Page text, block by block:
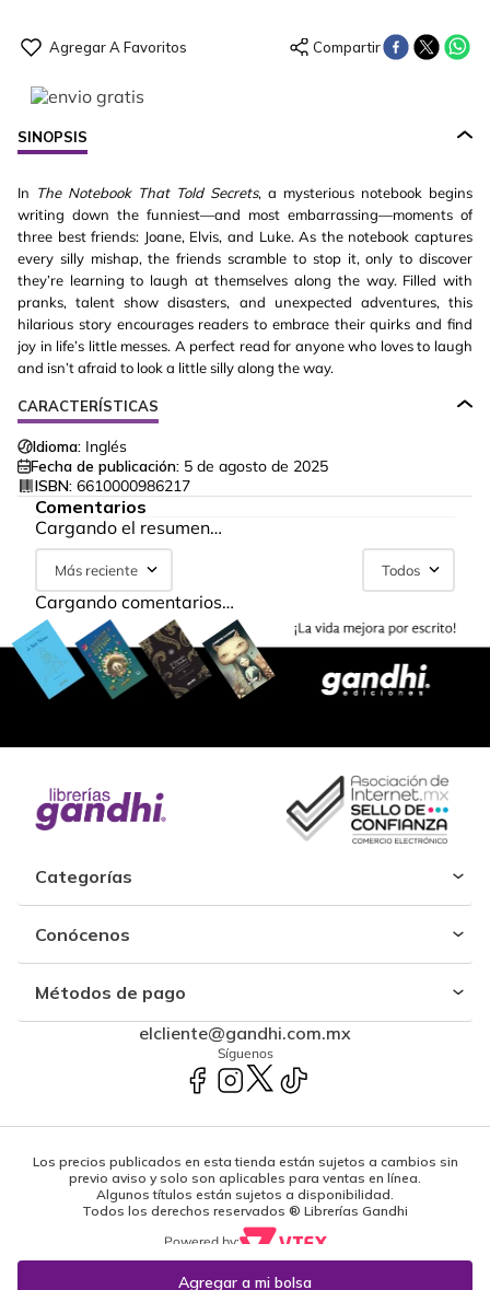
SINOPSIS
In The Notebook That Told Secrets, a mysterious notebook begins
writing down the funniest—and most embarrassing—moments of
three best friends: Joane, Elvis, and Luke. As the notebook captures
every silly mishap, the friends scramble to stop it, only to discover
they’re learning to laugh at themselves along the way. Filled with
pranks, talent show disasters, and unexpected adventures, this
hilarious story encourages readers to embrace their quirks and find
joy in life’s little messes. A perfect read for anyone who loves to laugh
and isn’t afraid to look a little silly along the way.
CARACTERÍSTICAS
Idioma: Inglés
Fecha de publicación: 5 de agosto de 2025
ISBN: 6610000986217
Comentarios
Cargando el resumen…
Más reciente Todos
Cargando comentarios…
Categorías
Conócenos
Métodos de pago
elcliente@gandhi.com.mx
Síguenos
Los precios publicados en esta tienda están sujetos a cambios sin
previo aviso y solo son aplicables para ventas en línea.
Algunos títulos están sujetos a disponibilidad.
Todos los derechos reservados ® Librerías Gandhi
Powered by: